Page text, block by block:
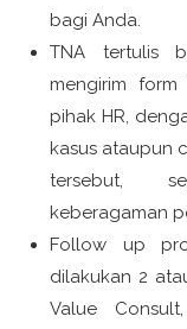
bagi Anda.
TNA tertulis
mengirim
pihak HR,
kasus ataupun
tersebut,
keberagaman
Follow up
dilakukan 2
Value